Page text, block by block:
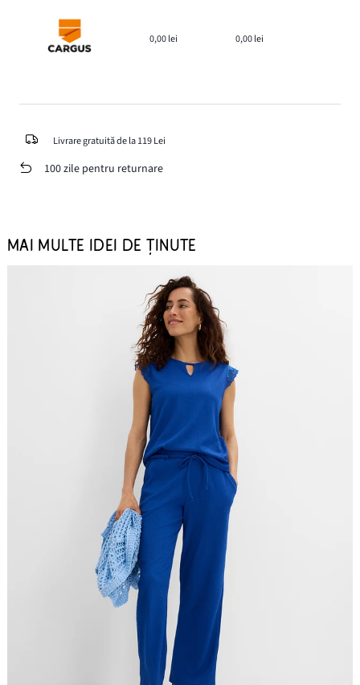
0,00 lei 0,00 lei
Livrare gratuită de la 119 Lei
100 zile pentru returnare
MAI MULTE IDEI DE ȚINUTE